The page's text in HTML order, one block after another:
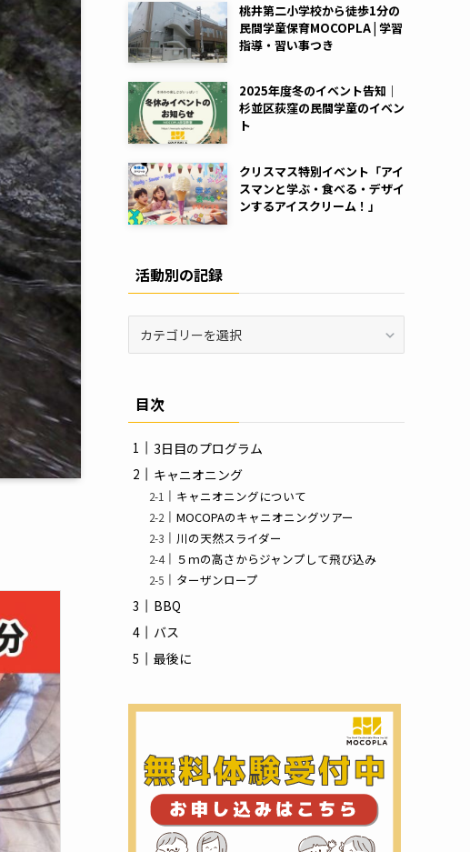
桃井第二小学校から徒歩1分の
民間学童保育MOCOPLA | 学習
指導・習い事つき
2025年度冬のイベント告知｜
杉並区荻窪の民間学童のイベン
ト
クリスマス特別イベント「アイ
スマンと学ぶ・食べる・デザイ
ンするアイスクリーム！」
活動別の記録
記
録
目次
3日目のプログラム
キャニオニング
キャニオニングについて
MOCOPAのキャニオニングツアー
川の天然スライダー
５ｍの高さからジャンプして飛び込み
ターザンロープ
BBQ
バス
最後に